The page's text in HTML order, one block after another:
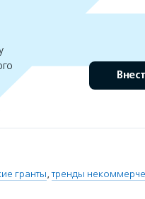
гранты,тренды